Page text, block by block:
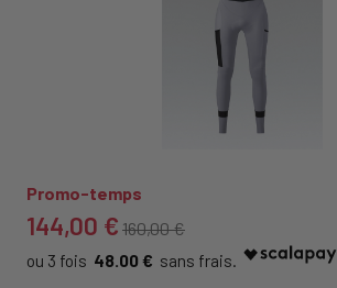
Promo-temps
144,00 € 160,00 €
48.00 €